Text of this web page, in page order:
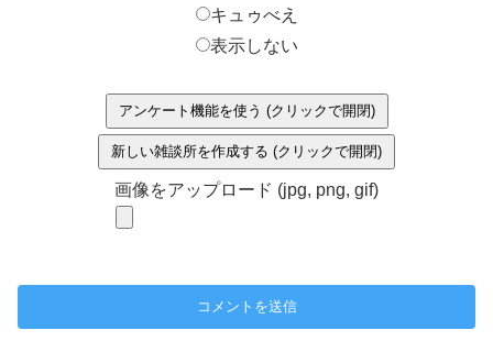
キュゥべえ
表示しない
アンケート機能を使う (クリックで開閉)
新しい雑談所を作成する (クリックで開閉)
画像をアップロード (jpg, png, gif)